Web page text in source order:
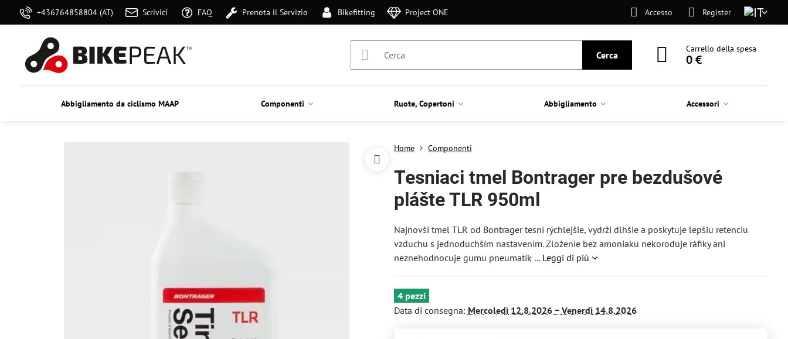
+436764858804 (AT) Scrivici FAQ Prenota il Servizio Bikefitting Project ONE Accesso Register
Cerca
Carrello della spesa
0 €
Abbigliamento da ciclismo MAAP Componenti Ruote, Copertoni Abbigliamento Accessori
Home Componenti
Tesniaci tmel Bontrager pre bezdušové
plášte TLR 950ml
Najnovší tmel TLR od Bontrager tesní rýchlejšie, vydrží dlhšie a poskytuje lepšiu retenciu
vzduchu s jednoduchším nastavením. Zloženie bez amoniaku nekoroduje ráfiky ani
neznehodnocuje gumu pneumatík ... Leggi di più
4 pezzi
Data di consegna: Mercoledì12.8.2026 − Venerdì14.8.2026